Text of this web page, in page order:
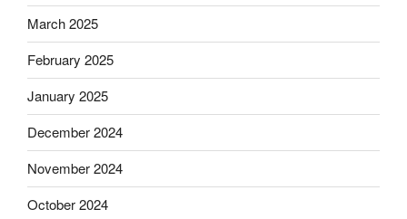
March 2025
February 2025
January 2025
December 2024
November 2024
October 2024